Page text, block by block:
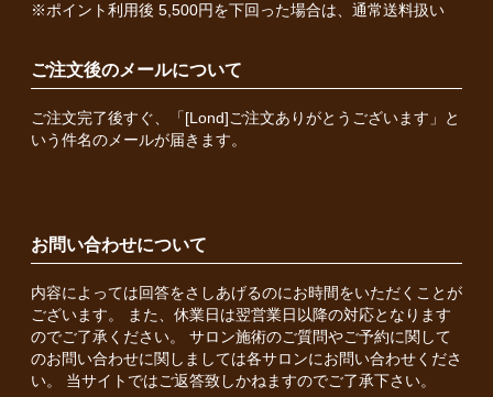
※ポイント利用後 5,500円を下回った場合は、通常送料扱い
ご注文後のメールについて
ご注文完了後すぐ、「[Lond]ご注文ありがとうございます」と
いう件名のメールが届きます。
お問い合わせについて
内容によっては回答をさしあげるのにお時間をいただくことが
ございます。 また、休業日は翌営業日以降の対応となります
のでご了承ください。 サロン施術のご質問やご予約に関して
のお問い合わせに関しましては各サロンにお問い合わせくださ
い。 当サイトではご返答致しかねますのでご了承下さい。